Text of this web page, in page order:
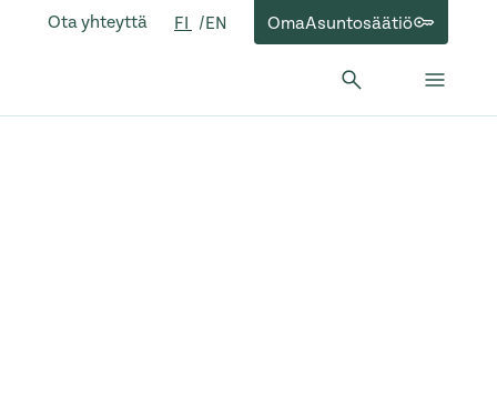
Ota yhteyttä FI EN OmaAsuntosäätiö
Hae: